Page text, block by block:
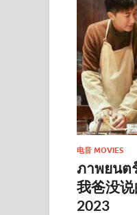
电音 MOVIES
ภาพยนต
我爸没说
2023